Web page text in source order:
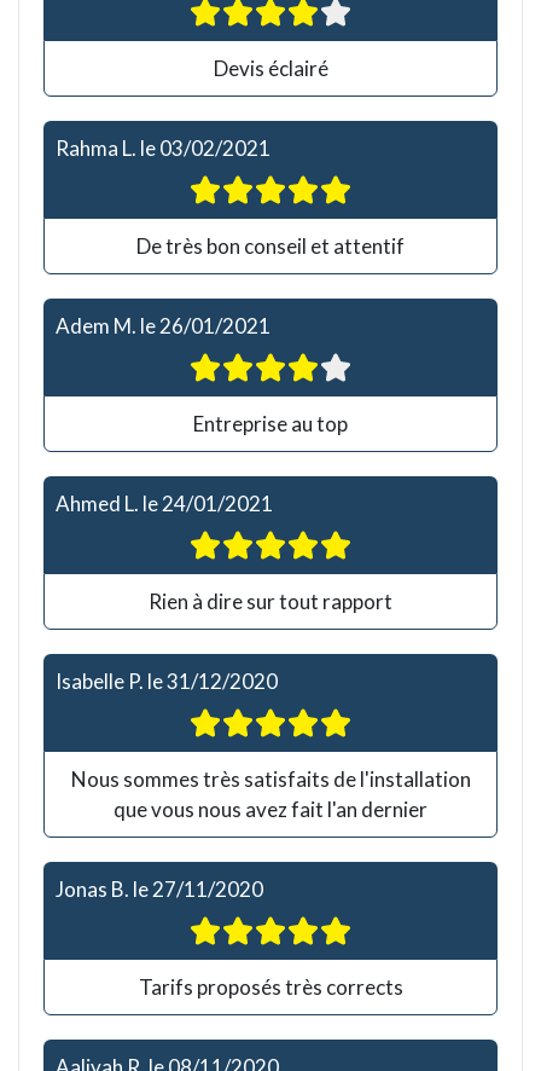
Devis éclairé
Rahma L. le03/02/2021
De très bon conseil et attentif
Adem M. le26/01/2021
Entreprise au top
Ahmed L. le24/01/2021
Rien à dire sur tout rapport
Isabelle P. le31/12/2020
Nous sommes très satisfaits de l'installation
que vous nous avez fait l'an dernier
Jonas B. le27/11/2020
Tarifs proposés très corrects